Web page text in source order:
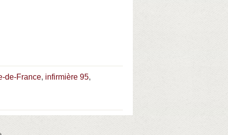
de-France, infirmière 95,